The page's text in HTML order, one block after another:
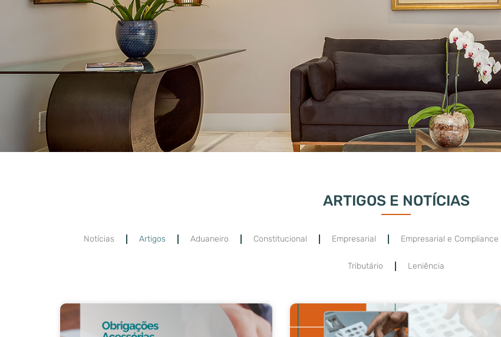
ARTIGOS E NOTÍCIAS
Notícias Artigos Aduaneiro Constitucional Empresarial Empresarial e Compliance
Tributário Leniência